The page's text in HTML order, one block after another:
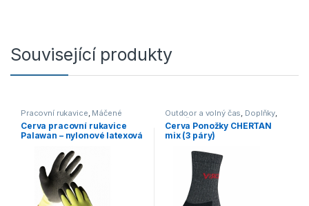
Související produkty
Pracovní rukavice, Máčené
Cerva pracovní rukavice
Palawan – nylonové latexová
Outdoor a volný čas, Doplňky,
Ponožky
Cerva Ponožky CHERTAN
mix (3 páry)